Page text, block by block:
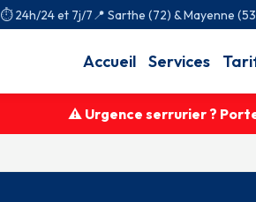
⏱ 24h/24 et 7j/7 📍 Sarthe (72) & Mayenne
Accueil Services
⚠ Urgence serrurier ?